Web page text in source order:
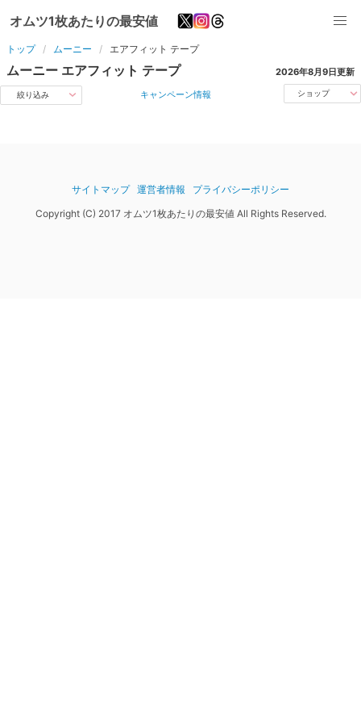
オムツ1枚あたりの最安値
トップ ムーニー エアフィット テープ
ムーニー エアフィット テープ 2026年8月9日更新
絞り込み キャンペーン情報 ショップ
サイトマップ 運営者情報
プライバシーポリシー
Copyright (C) 2017 オムツ1枚あたりの最安値 All Rights Reserved.